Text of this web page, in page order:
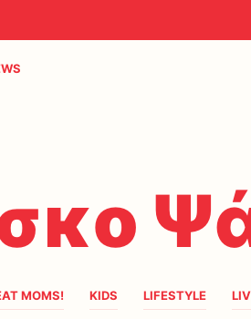
MOMS! KIDS LIFESTYLE